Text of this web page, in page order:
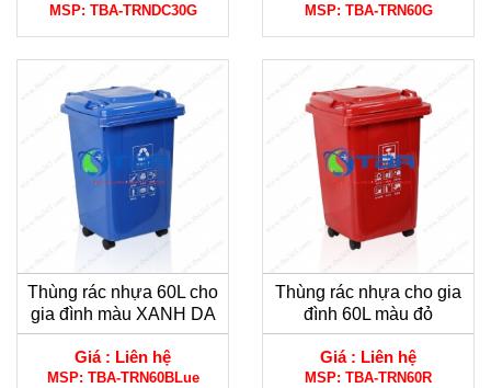
MSP: TBA-TRNDC30G MSP: TBA-TRN60G
Thùng rác nhựa 60L cho
gia đình màu XANH DA
TRỜI
Giá : Liên hệ
MSP: TBA-TRN60BLue
Thùng rác nhựa cho gia
đình 60L màu đỏ
Giá : Liên hệ
MSP: TBA-TRN60R